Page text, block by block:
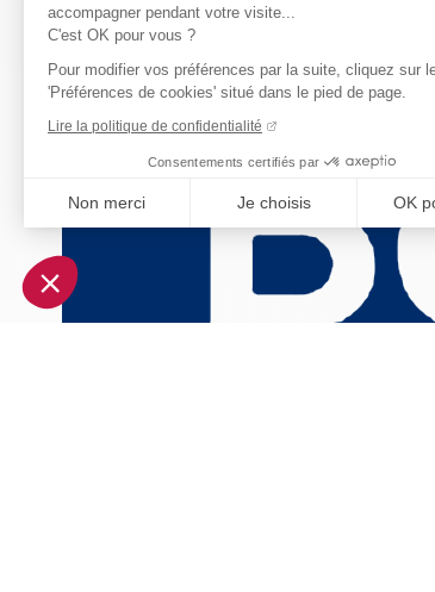
accompagner pendant votre visite...
C'est OK pour vous ?
Pour modifier vos préférences par la suite, cliquez sur
'Préférences de cookies' situé dans le pied de page.
Lire la politique de confidentialité
Consentements certifiés par
Non merci Je choisis OK
Plateforme de Gestion du Consentement :
Notre plateforme vous permet d'adapter et de